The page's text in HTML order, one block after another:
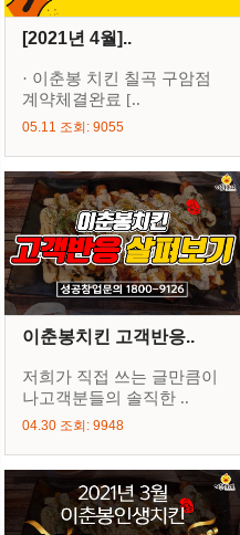
[2021년 4월]..
· 이춘봉 치킨 칠곡 구암점
계약체결완료 [..
05.11 조회: 9055
이춘봉치킨 고객반응..
저희가 직접 쓰는 글만큼이
나고객분들의 솔직한 ..
04.30 조회: 9948